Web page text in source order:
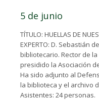
5 de junio
TÍTULO: HUELLAS DE
EXPERTO: D. Sebastián
bibliotecario. Rector de la
presidido la Asociación
Ha sido adjunto al
la biblioteca y el archivo
Asistentes: 24 personas.